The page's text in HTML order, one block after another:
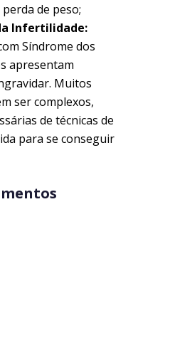
de peso;
Infertilidade:
Síndrome dos
apresentam
Muitos
ser complexos,
de técnicas de
para se conseguir